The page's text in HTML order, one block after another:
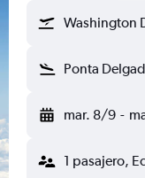
Washington
Ponta
mar. 8/9 -
1 pasajero,